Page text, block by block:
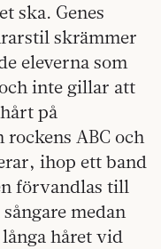
ska. Genes
skrämmer
eleverna som
inte gillar att
på
ABC och
ihop ett band
förvandlas till
medan
håret vid